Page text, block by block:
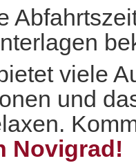
viele
und
Novigrad!